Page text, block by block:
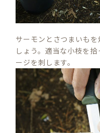
サーモンとさつまいも
しょう。適当な小枝を
ージを刺します。